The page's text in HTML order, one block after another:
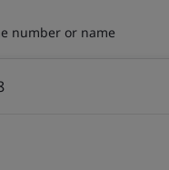
number or name